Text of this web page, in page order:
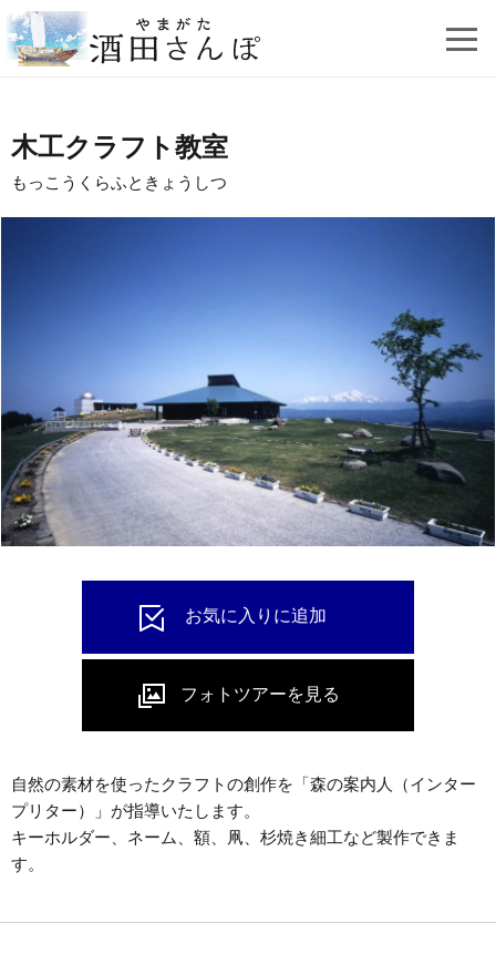
木工クラフト教室
もっこうくらふときょうしつ
自然の素材を使ったクラフトの創作を「森の案内人（インター
プリター）」が指導いたします。
キーホルダー、ネーム、額、凧、杉焼き細工など製作できま
す。